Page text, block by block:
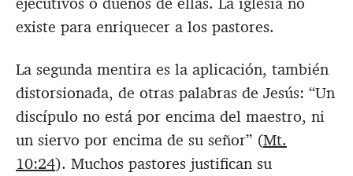
existe para enriquecer a los pastores.
La segunda mentira es la aplicación, también
distorsionada, de otras palabras de Jesús: “Un
discípulo no está por encima del maestro, ni
un siervo por encima de su señor” (Mt.
10:24). Muchos pastores justifican su